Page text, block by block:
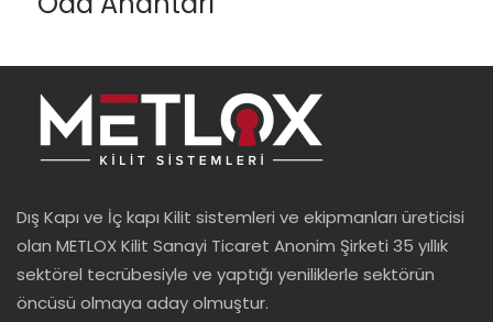
Dış Kapı ve İç kapı Kilit sistemleri ve ekipmanları üreticisi
olan METLOX Kilit Sanayi Ticaret Anonim Şirketi 35 yıllık
sektörel tecrübesiyle ve yaptığı yeniliklerle sektörün
öncüsü olmaya aday olmuştur.